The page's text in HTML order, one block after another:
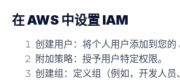
在 AWS 中设置 IAM
创建用户 ：将个人用户添加到您的
附加策略：授予用户特定权限。
创建组 ：定义组（例如，开发人